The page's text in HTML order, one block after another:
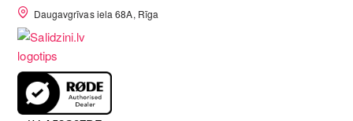
Daugavgrīvas iela 68A, Rīga